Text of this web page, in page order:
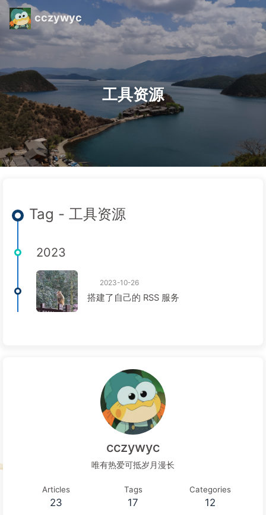
cczywyc
工具资源
Tag - 工具资源
2023
2023-10-26
搭建了自己的 RSS 服务
cczywyc
唯有热爱可抵岁月漫长
Articles
23
Tags
17
Categories
12